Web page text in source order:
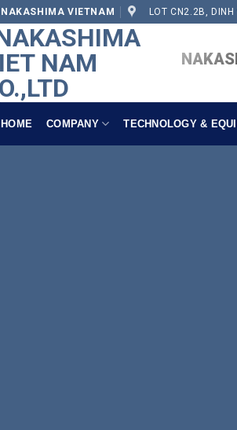
NAKASHIMA VIETNAM LOT CN2.2B,
HOME COMPANY TECHNOLOGY &